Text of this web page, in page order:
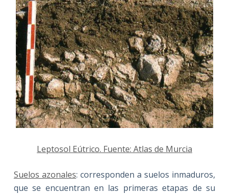
Leptosol Eútrico. Fuente: Atlas de Murcia
Suelos azonales: corresponden a suelos inmaduros,
que se encuentran en las primeras etapas de su